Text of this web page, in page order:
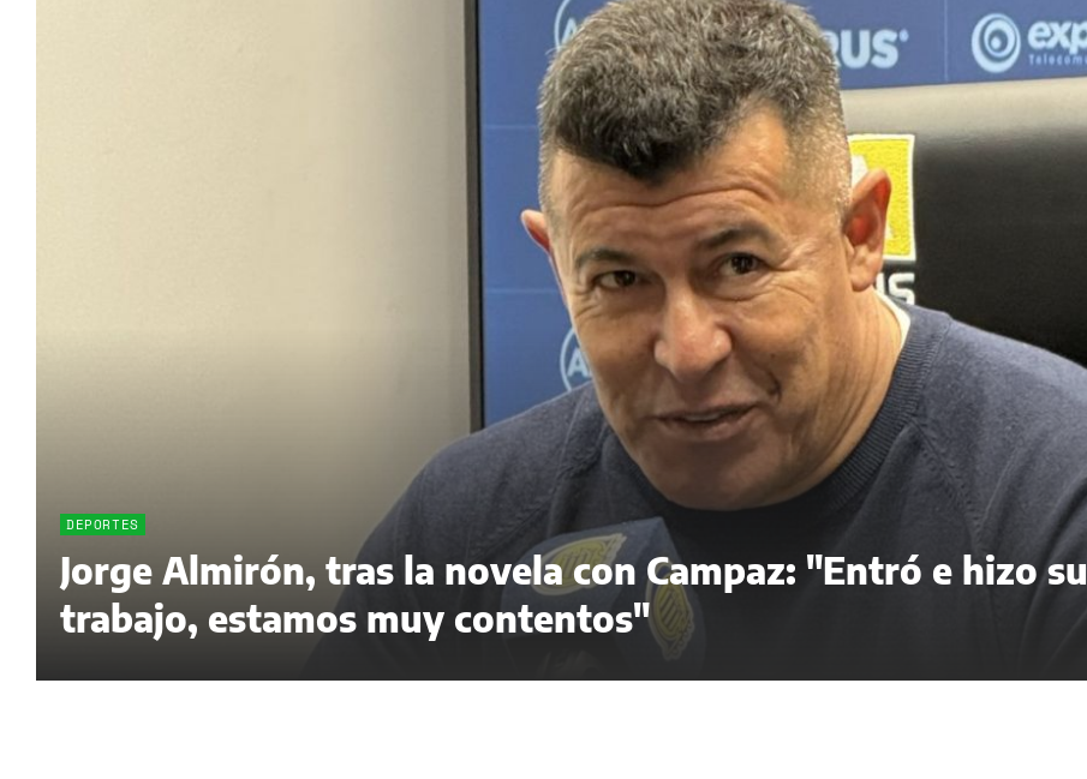
DEPORTES
Jorge Almirón, tras la novela con Campaz: "Entró e hizo su
trabajo, estamos muy contentos"